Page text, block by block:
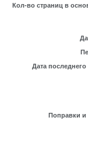
Кол-во страниц в
Дата
Поправки и